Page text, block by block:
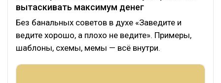
вытаскивать максимум денег
Без банальных советов в духе «Заведите и
ведите хорошо, а плохо не ведите». Примеры,
шаблоны, схемы, мемы — всё внутри.